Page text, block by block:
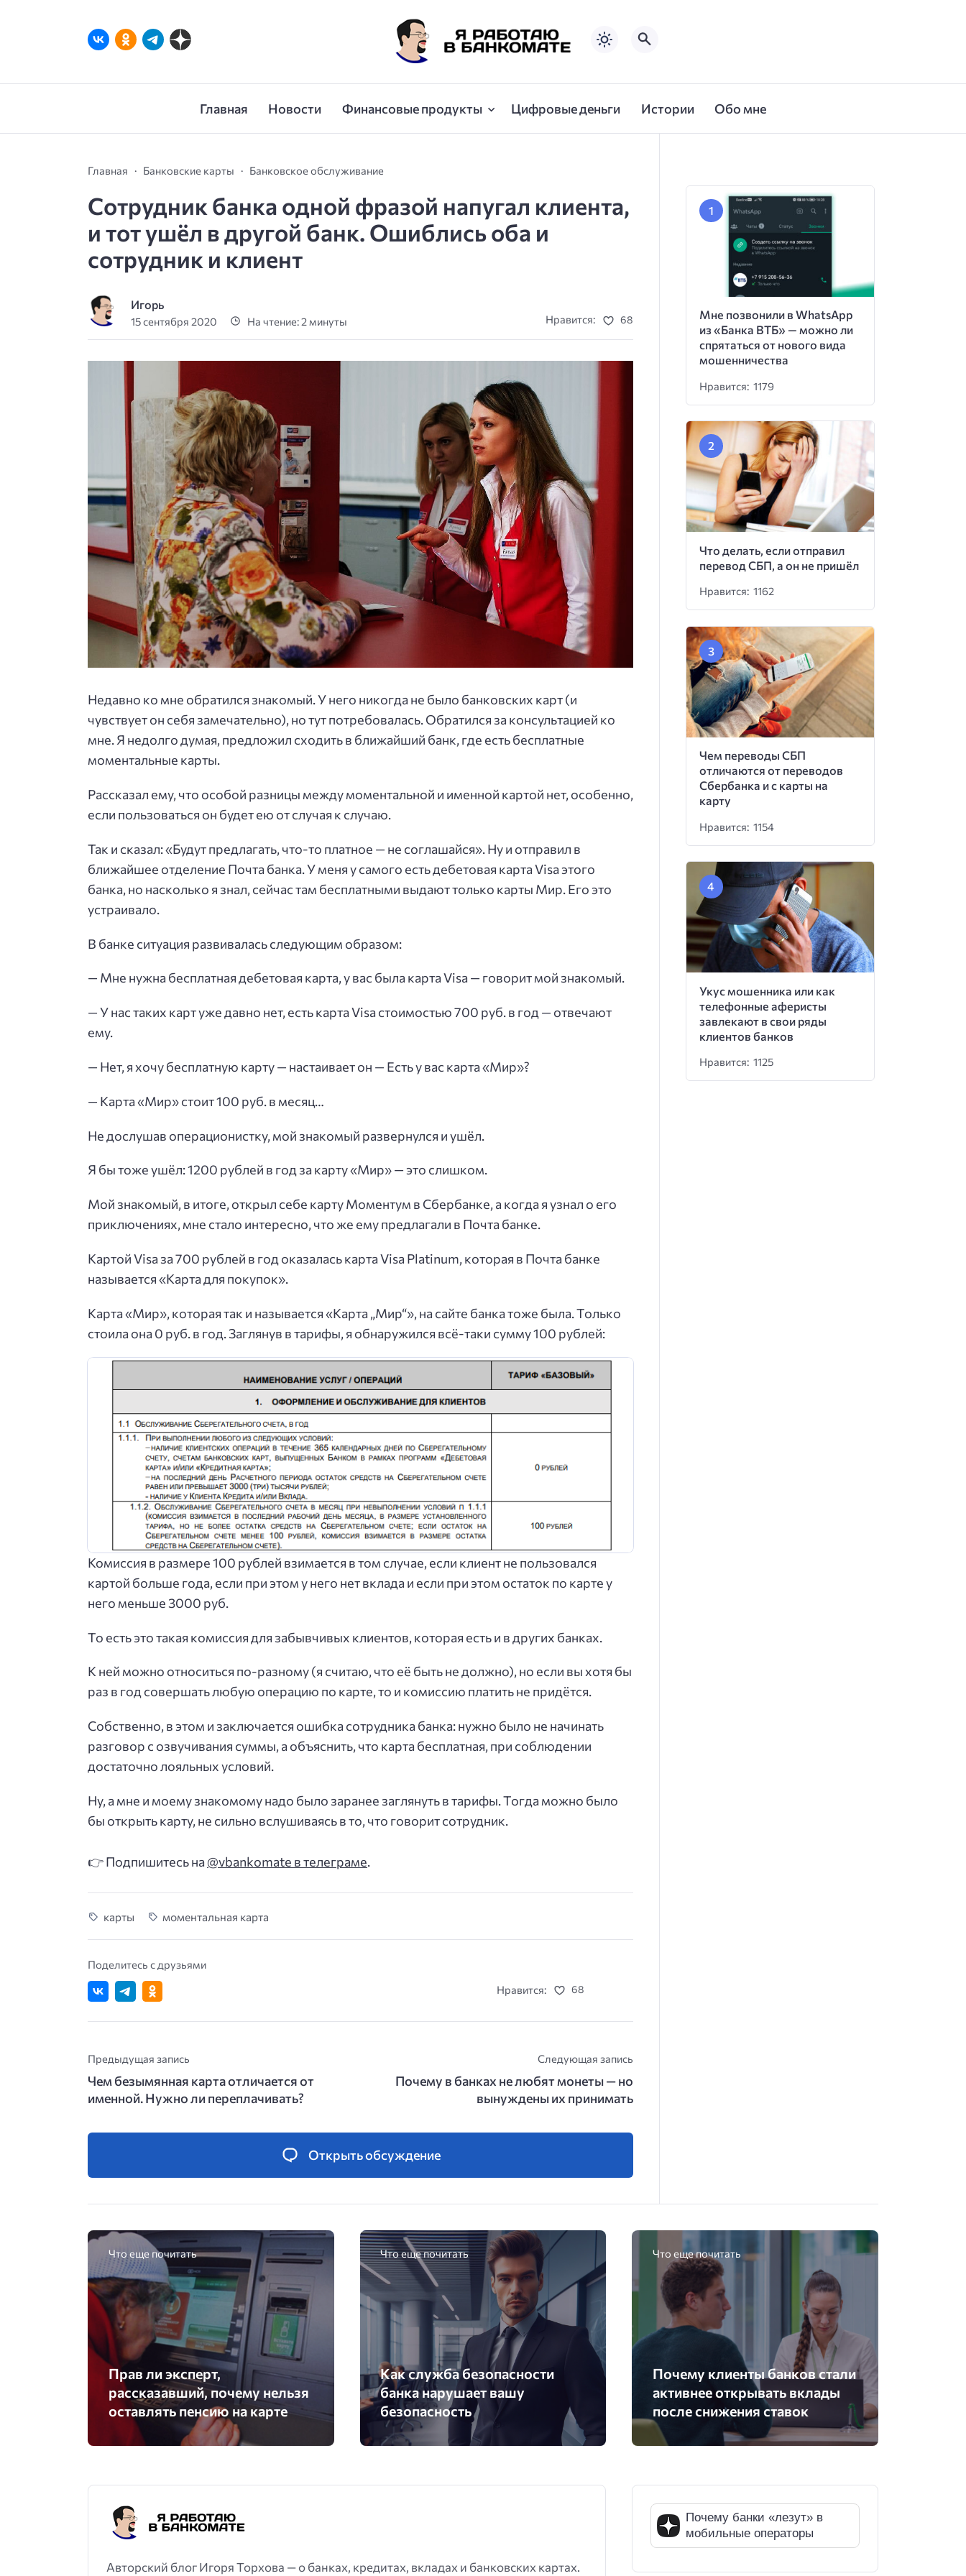
Главная Новости Финансовые продукты Цифровые деньги Истории Обо мне
Главная Банковские карты Банковское обслуживание
Сотрудник банка одной фразой напугал клиента,
и тот ушёл в другой банк. Ошиблись оба и
сотрудник и клиент
Игорь
15 сентября 2020 На чтение: 2 минуты Нравится: 68
Недавно ко мне обратился знакомый. У него никогда не было банковских карт (и
чувствует он себя замечательно), но тут потребовалась. Обратился за консультацией ко
мне. Я недолго думая, предложил сходить в ближайший банк, где есть бесплатные
моментальные карты.
Рассказал ему, что особой разницы между моментальной и именной картой нет, особенно,
если пользоваться он будет ею от случая к случаю.
Так и сказал: «Будут предлагать, что-то платное — не соглашайся». Ну и отправил в
ближайшее отделение Почта банка. У меня у самого есть дебетовая карта Visa этого
банка, но насколько я знал, сейчас там бесплатными выдают только карты Мир. Его это
устраивало.
В банке ситуация развивалась следующим образом:
— Мне нужна бесплатная дебетовая карта, у вас была карта Visa — говорит мой знакомый.
— У нас таких карт уже давно нет, есть карта Visa стоимостью 700 руб. в год — отвечают
ему.
— Нет, я хочу бесплатную карту — настаивает он — Есть у вас карта «Мир»?
— Карта «Мир» стоит 100 руб. в месяц…
Не дослушав операционистку, мой знакомый развернулся и ушёл.
Я бы тоже ушёл: 1200 рублей в год за карту «Мир» — это слишком.
Мой знакомый, в итоге, открыл себе карту Моментум в Сбербанке, а когда я узнал о его
приключениях, мне стало интересно, что же ему предлагали в Почта банке.
Картой Visa за 700 рублей в год оказалась карта Visa Platinum, которая в Почта банке
называется «Карта для покупок».
Карта «Мир», которая так и называется «Карта „Мир“», на сайте банка тоже была. Только
стоила она 0 руб. в год. Заглянув в тарифы, я обнаружился всё-таки сумму 100 рублей:
Комиссия в размере 100 рублей взимается в том случае, если клиент не пользовался
картой больше года, если при этом у него нет вклада и если при этом остаток по карте у
него меньше 3000 руб.
То есть это такая комиссия для забывчивых клиентов, которая есть и в других банках.
К ней можно относиться по-разному (я считаю, что её быть не должно), но если вы хотя бы
раз в год совершать любую операцию по карте, то и комиссию платить не придётся.
Собственно, в этом и заключается ошибка сотрудника банка: нужно было не начинать
разговор с озвучивания суммы, а объяснить, что карта бесплатная, при соблюдении
достаточно лояльных условий.
Ну, а мне и моему знакомому надо было заранее заглянуть в тарифы. Тогда можно было
бы открыть карту, не сильно вслушиваясь в то, что говорит сотрудник.
👉 Подпишитесь на @vbankomate в телеграме.
карты моментальная карта
Поделитесь с друзьями
Нравится:
68
Предыдущая запись
Чем безымянная карта отличается от
именной. Нужно ли переплачивать?
Следующая запись
Почему в банках не любят монеты — но
вынуждены их принимать
Открыть обсуждение
Мне позвонили в WhatsApp
из «Банка ВТБ» — можно ли
спрятаться от нового вида
мошенничества
Нравится: 1179
Что делать, если отправил
перевод СБП, а он не пришёл
Нравится: 1162
Чем переводы СБП
отличаются от переводов
Сбербанка и с карты на
карту
Нравится: 1154
Укус мошенника или как
телефонные аферисты
завлекают в свои ряды
клиентов банков
Нравится: 1125
Что еще почитать
Прав ли эксперт,
рассказавший, почему нельзя
оставлять пенсию на карте
Что еще почитать
Как служба безопасности
банка нарушает вашу
безопасность
Что еще почитать
Почему клиенты банков стали
активнее открывать вклады
после снижения ставок
Авторский блог Игоря Торхова — о банках, кредитах, вкладах и банковских картах.
Почему банки «лезут» в
мобильные операторы